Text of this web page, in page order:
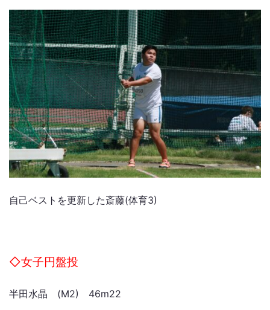
自己ベストを更新した斎藤(体育3)
◇女子円盤投
半田水晶 (M2) 46m22